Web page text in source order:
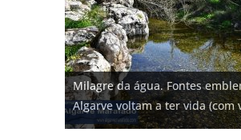
Milagre da água. Fontes
Algarve voltam a ter vida (com
Tapas do mar a 3 euros cada.
gastronómica nasce no Algarve
Foto do dia: uma cidade
entre redes e fábricas
Tempestades roubam areia de
arribas em risco no Algarve
Projeto milionário:
milhões de euros na
hotéis (com vídeo)